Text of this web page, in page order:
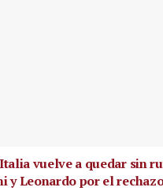
vuelve a quedar sin
y Leonardo por el